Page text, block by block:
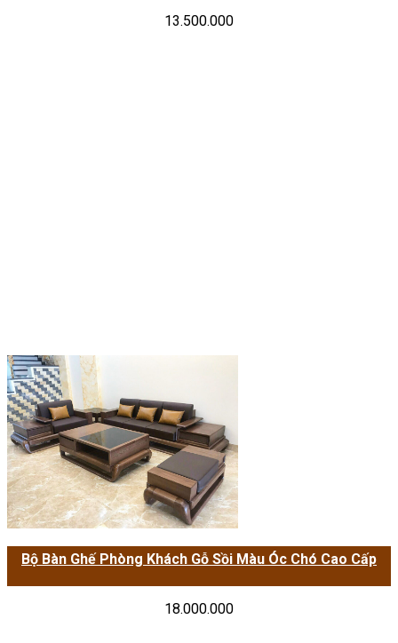
13.500.000
Bộ Bàn Ghế Phòng Khách Gỗ Sồi Màu Óc Chó Cao Cấp
18.000.000